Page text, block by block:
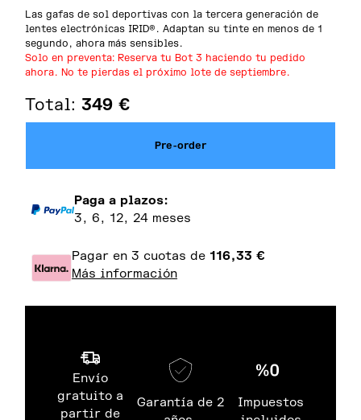
Las gafas de sol deportivas con la tercera generación de
lentes electrónicas IRID®. Adaptan su tinte en menos de 1
segundo, ahora más sensibles.
Solo en preventa: Reserva tu Bot 3 haciendo tu pedido
ahora. No te pierdas el próximo lote de septiembre.
Total:349 €
Pre-order
Paga a plazos:
3, 6, 12, 24 meses
Pagar en 3 cuotas de 116,33 €
Más información
Envío
gratuito a
partir de
Garantía de 2
Impuestos